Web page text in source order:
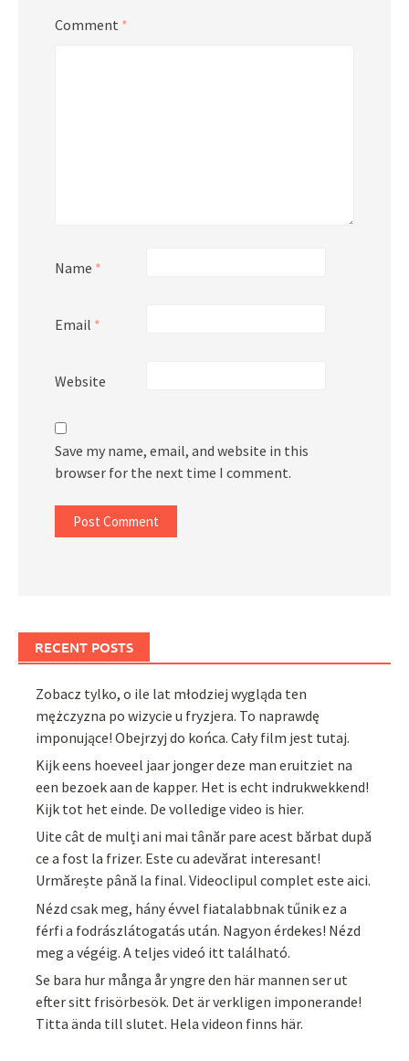
Comment *
Name *
Email *
Website
Save my name, email, and website in this
browser for the next time I comment.
RECENT POSTS
Zobacz tylko, o ile lat młodziej wygląda ten
mężczyzna po wizycie u fryzjera. To naprawdę
imponujące! Obejrzyj do końca. Cały film jest tutaj.
Kijk eens hoeveel jaar jonger deze man eruitziet na
een bezoek aan de kapper. Het is echt indrukwekkend!
Kijk tot het einde. De volledige video is hier.
Uite cât de mulți ani mai tânăr pare acest bărbat după
ce a fost la frizer. Este cu adevărat interesant!
Urmărește până la final. Videoclipul complet este aici.
Nézd csak meg, hány évvel fiatalabbnak tűnik ez a
férfi a fodrászlátogatás után. Nagyon érdekes! Nézd
meg a végéig. A teljes videó itt található.
Se bara hur många år yngre den här mannen ser ut
efter sitt frisörbesök. Det är verkligen imponerande!
Titta ända till slutet. Hela videon finns här.